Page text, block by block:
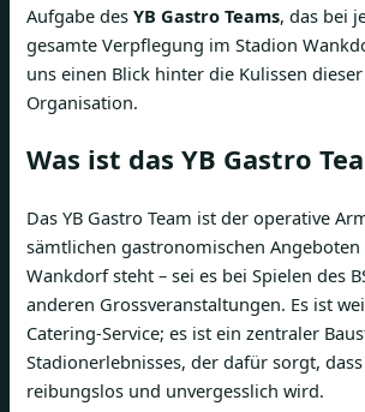
Aufgabe des YB Gastro Teams, das bei
gesamte Verpflegung im Stadion
uns einen Blick hinter die Kulissen
Organisation.
Was ist das YB Gastro
Das YB Gastro Team ist der operative
sämtlichen gastronomischen
Wankdorf steht – sei es bei Spielen des
anderen Grossveranstaltungen. Es ist
Catering-Service; es ist ein zentraler
Stadionerlebnisses, der dafür sorgt,
reibungslos und unvergesslich wird.